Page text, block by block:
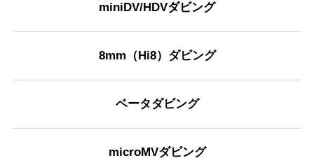
miniDV/HDVダビング
8mm（Hi8）ダビング
ベータダビング
microMVダビング